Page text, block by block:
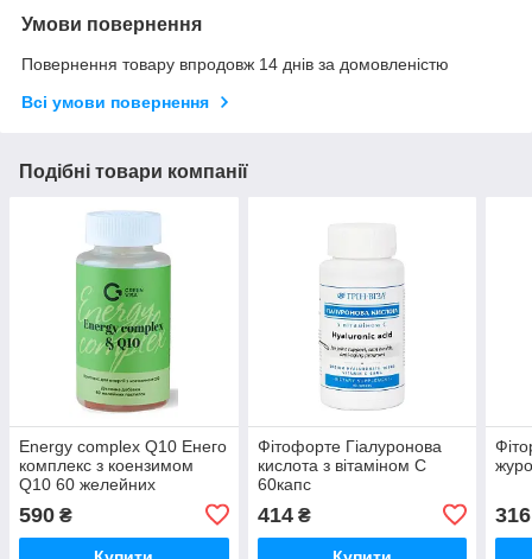
Умови повернення
Повернення товару впродовж 14 днів за домовленістю
Всі умови повернення
Подібні товари компанії
Energy complex Q10 Енего
комплекс з коензимом
Q10 60 желейних
590 ₴
Фітофорте Гіалуронова
кислота з вітаміном С
60капс
414₴ 316